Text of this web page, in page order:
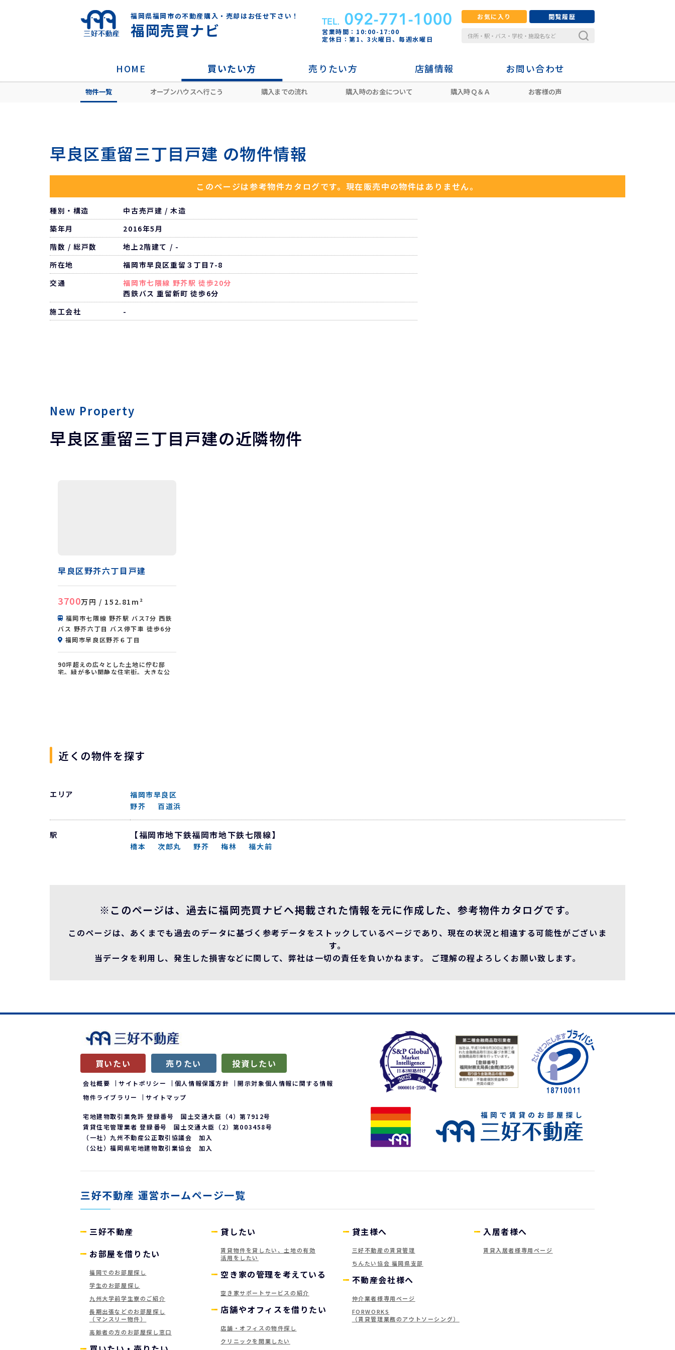
福岡県福岡市の不動産購入・売却はお任せ下さい！
福岡売買ナビ
営業時間：10:00-17:00
定休日：第1、3火曜日、毎週水曜日
お気に入り 閲覧履歴
HOME 買いたい方 売りたい方 店舗情報 お問い合わせ
HOME 住所から探す 福岡市早良区 野芥駅 早良区重留三丁目戸建
物件一覧 オープンハウスへ行こう 購入までの流れ 購入時のお金について 購入時Ｑ＆Ａ お客様の声
早良区重留三丁目戸建 の物件情報
このページは参考物件カタログです。 現在販売中の物件はありません。
種別・構造
中古売戸建 / 木造
築年月
2016年5月
階数 / 総戸数
地上2階建て / -
所在地
福岡市早良区重留３丁目7-8
交通
福岡市七隈線 野芥駅 徒歩20分
西鉄バス 重留新町 徒歩6分
施工会社
-
New Property
早良区重留三丁目戸建の近隣物件
早良区野芥六丁目戸建
3700万円 / 152.81m²
福岡市七隈線 野芥駅 バス7分 西鉄
バス 野芥六丁目 バス停下車 徒歩6分
福岡市早良区野芥６丁目
90坪超えの広々とした土地に佇む邸
宅。緑が多い閑静な住宅街。大きな公
近くの物件を探す
エリア
福岡市早良区
野芥
百道浜
駅 【福岡市地下鉄福岡市地下鉄七隈線】
橋本 次郎丸 野芥 梅林 福大前
※このページは、過去に福岡売買ナビへ掲載された情報を元に作成した、参考物件カタログです。
このページは、あくまでも過去のデータに基づく参考データをストックしているページであり、現在の状況と相違する可能性がございま
す。
当データを利用し、発生した損害などに関して、弊社は一切の責任を負いかねます。 ご理解の程よろしくお願い致します。
買いたい 売りたい 投資したい
会社概要 サイトポリシー 個人情報保護方針
開示対象個人情報に関する情報
物件ライブラリー
サイトマップ
宅地建物取引業免許 登録番号 国土交通大臣（4）第7912号
賃貸住宅管理業者 登録番号 国土交通大臣（2）第003458号
（一社）九州不動産公正取引協議会 加入
（公社）福岡県宅地建物取引業協会 加入
三好不動産 運営ホームページ一覧
三好不動産
お部屋を借りたい
福岡でのお部屋探し
学生のお部屋探し
九州大学前学生寮のご紹介
長期出張などのお部屋探し
（マンスリー物件）
高齢者の方のお部屋探し窓口
貸したい
賃貸物件を貸したい、土地の有効
活用をしたい
空き家の管理を考えている
空き家サポートサービスの紹介
店舗やオフィスを借りたい
店舗・オフィスの物件探し
クリニックを開業したい
貸主様へ
三好不動産の賃貸管理
ちんたい協会 福岡県支部
不動産会社様へ
仲介業者様専用ページ
FORWORKS
（賃貸管理業務のアウトソーシング）
入居者様へ
賃貸入居者様専用ページ